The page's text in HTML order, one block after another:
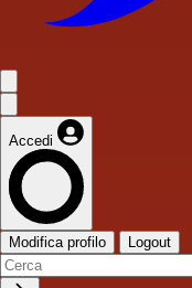
Accedi
Modifica profilo Logout